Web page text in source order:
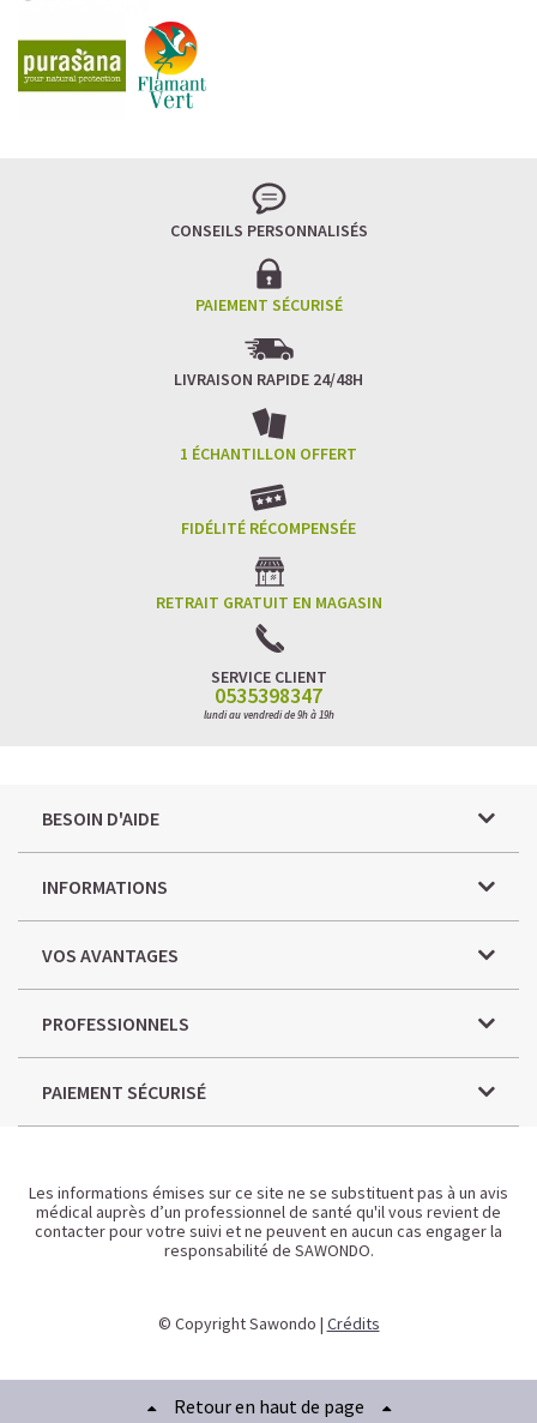
CONSEILS PERSONNALISÉS
PAIEMENT SÉCURISÉ
LIVRAISON RAPIDE 24/48H
1 ÉCHANTILLON OFFERT
FIDÉLITÉ RÉCOMPENSÉE
RETRAIT GRATUIT EN MAGASIN
SERVICE CLIENT
0535398347
lundi au vendredi de 9h à 19h
BESOIN D'AIDE
INFORMATIONS
VOS AVANTAGES
PROFESSIONNELS
PAIEMENT SÉCURISÉ
Les informations émises sur ce site ne se substituent pas à un avis
médical auprès d’un professionnel de santé qu'il vous revient de
contacter pour votre suivi et ne peuvent en aucun cas engager la
responsabilité de SAWONDO.
© Copyright Sawondo | Crédits
Retour en haut de page